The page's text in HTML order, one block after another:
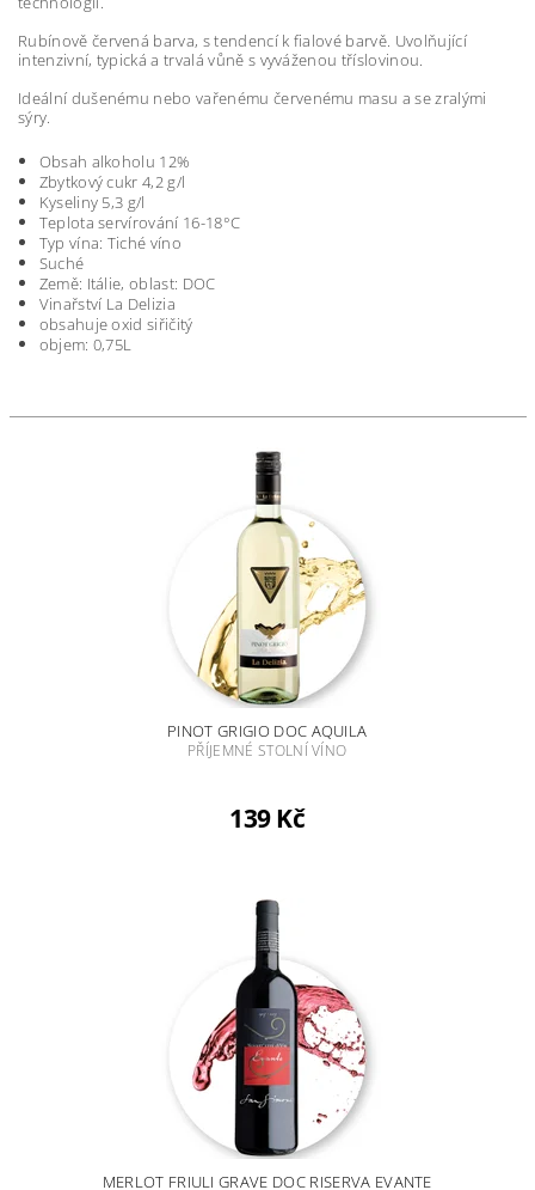
Rubínově červená barva, s tendencí k fialové barvě. Uvolňující
intenzivní, typická a trvalá vůně s vyváženou tříslovinou.
Ideální dušenému nebo vařenému červenému masu a se zralými
sýry.
Obsah alkoholu 12%
Zbytkový cukr 4,2 g/l
Kyseliny 5,3 g/l
Teplota servírování 16-18°C
Typ vína: Tiché víno
Suché
Země: Itálie, oblast: DOC
Vinařství La Delizia
obsahuje oxid siřičitý
objem: 0,75L
PINOT GRIGIO DOC AQUILA
PŘÍJEMNÉ STOLNÍ VÍNO
139 Kč
MERLOT FRIULI GRAVE DOC RISERVA EVANTE